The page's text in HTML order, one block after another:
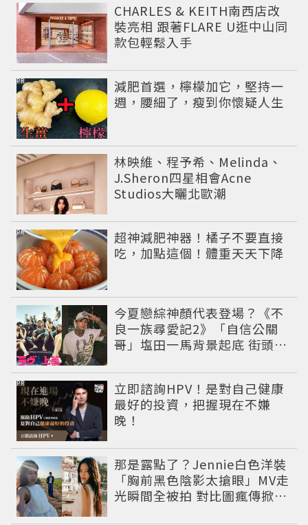
CHARLES & KEITH南西店改
裝亮相 跟著FLARE U逛中山同
款包輕鬆入手
減肥首選，檸檬加它，堅持一
週，腰細了，瘦到你懷疑人生
PR
林映維、程予希、Melinda、
J.Sheron四星相會Acne
Studios大曬北歐潮
超神減肥神器！橘子不要直接
吃，加點這個！體重天天下降
PR
今夏戀綜神顏代表登場？《不
良一族尋愛記2》「自信公關
哥」塩田一馬背景起底 街頭辣
立即諮詢HPV！是對自己健康
最好的投資，把握現在不嫌
晚！
PR
那是露點了？Jennie白色洋裝
「胸前黑色陰影太搶眼」MV走
光瞬間全被拍 對比圖瘋傳掀論